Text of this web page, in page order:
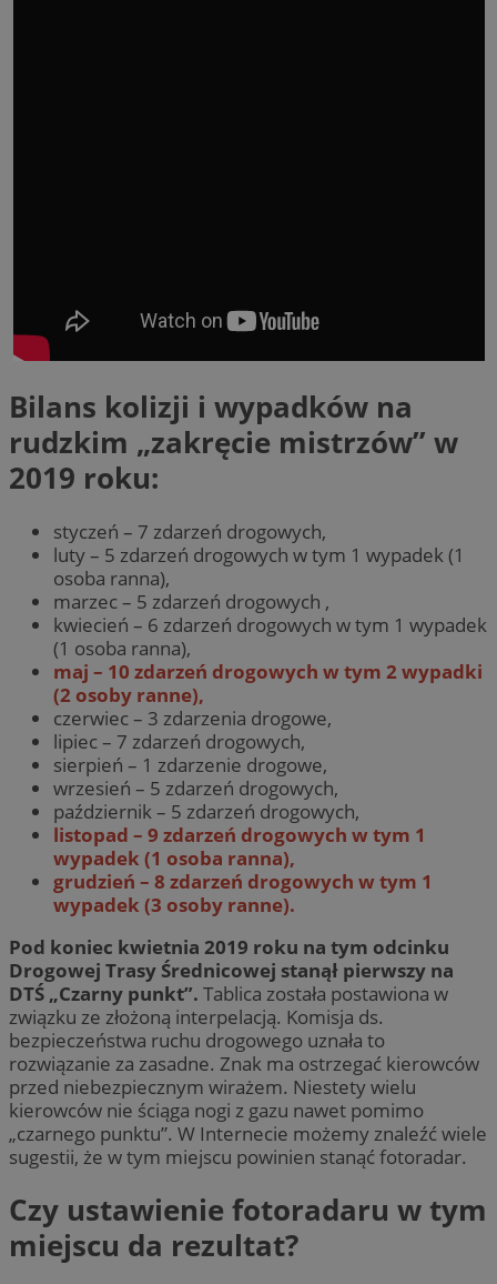
Bilans kolizji i wypadków na
rudzkim „zakręcie mistrzów” w
2019 roku:
styczeń – 7 zdarzeń drogowych,
luty – 5 zdarzeń drogowych w tym 1 wypadek (1
osoba ranna),
marzec – 5 zdarzeń drogowych ,
kwiecień – 6 zdarzeń drogowych w tym 1 wypadek
(1 osoba ranna),
maj – 10 zdarzeń drogowych w tym 2 wypadki
(2 osoby ranne),
czerwiec – 3 zdarzenia drogowe,
lipiec – 7 zdarzeń drogowych,
sierpień – 1 zdarzenie drogowe,
wrzesień – 5 zdarzeń drogowych,
październik – 5 zdarzeń drogowych,
listopad – 9 zdarzeń drogowych w tym 1
wypadek (1 osoba ranna),
grudzień – 8 zdarzeń drogowych w tym 1
wypadek (3 osoby ranne).
Pod koniec kwietnia 2019 roku na tym odcinku
Drogowej Trasy Średnicowej stanął pierwszy na
DTŚ „Czarny punkt”. Tablica została postawiona w
związku ze złożoną interpelacją. Komisja ds.
bezpieczeństwa ruchu drogowego uznała to
rozwiązanie za zasadne. Znak ma ostrzegać kierowców
przed niebezpiecznym wirażem. Niestety wielu
kierowców nie ściąga nogi z gazu nawet pomimo
„czarnego punktu”. W Internecie możemy znaleźć wiele
sugestii, że w tym miejscu powinien stanąć fotoradar.
Czy ustawienie fotoradaru w tym
miejscu da rezultat?